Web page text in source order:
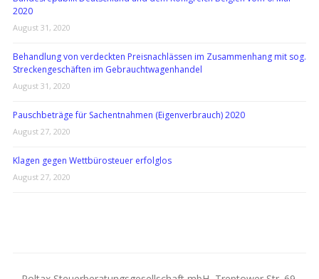
2020
August 31, 2020
Behandlung von verdeckten Preisnachlässen im Zusammenhang mit sog.
Streckengeschäften im Gebrauchtwagenhandel
August 31, 2020
Pauschbeträge für Sachentnahmen (Eigenverbrauch) 2020
August 27, 2020
Klagen gegen Wettbürosteuer erfolglos
August 27, 2020